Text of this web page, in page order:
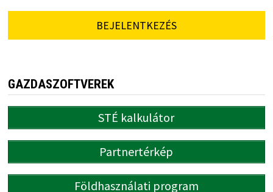
BEJELENTKEZÉS
GAZDASZOFTVEREK
STÉ kalkulátor
Partnertérkép
Földhasználati program